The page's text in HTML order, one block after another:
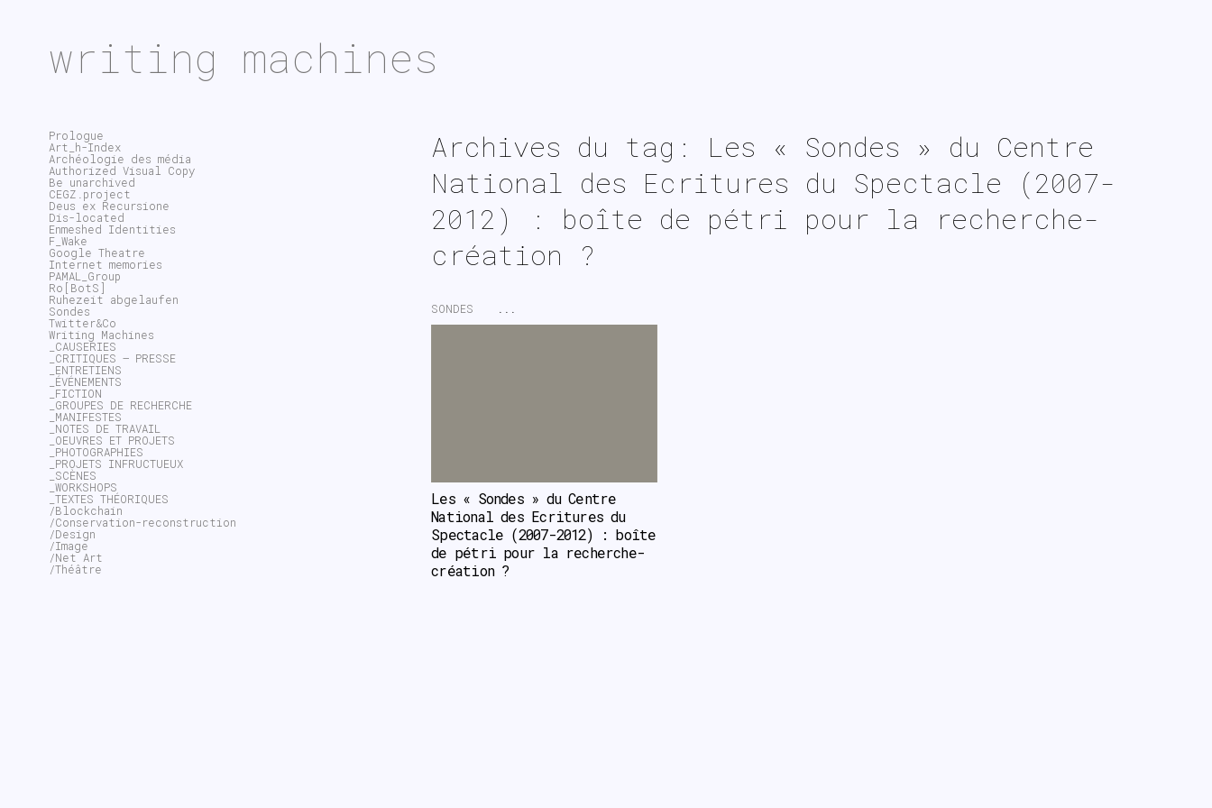
writing machines
Archives du tag: Les « Sondes » du Centre
National des Ecritures du Spectacle (2007-
2012) : boîte de pétri pour la recherche-
création ?
SONDES
Les « Sondes » du Centre
National des Ecritures du
Spectacle (2007-2012) : boîte
de pétri pour la recherche-
création ?
Prologue
Art_h-Index
Archéologie des média
Authorized Visual Copy
Be unarchived
CEGZ.project
Deus ex Recursione
Dis-located
Enmeshed Identities
F_Wake
Google Theatre
Internet memories
PAMAL_Group
Ro[BotS]
Ruhezeit abgelaufen
Sondes
Twitter&Co
Writing Machines
_CAUSERIES
_CRITIQUES – PRESSE
_ENTRETIENS
_ÉVÉNEMENTS
_FICTION
_GROUPES DE RECHERCHE
_MANIFESTES
_NOTES DE TRAVAIL
_OEUVRES ET PROJETS
_PHOTOGRAPHIES
_PROJETS INFRUCTUEUX
_SCÈNES
_WORKSHOPS
_TEXTES THÉORIQUES
/Blockchain
/Conservation-reconstruction
/Design
/Image
/Net Art
/Théâtre